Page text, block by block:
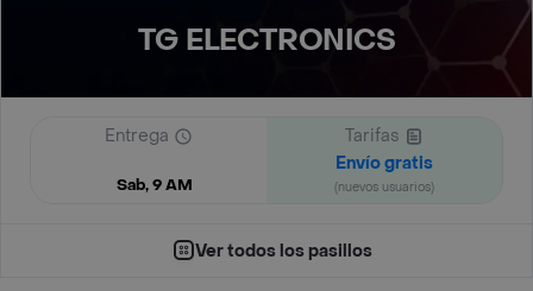
TG ELECTRONICS
Entrega
Sab, 9 AM
Tarifas
Envío gratis
(nuevos usuarios)
Ver todos los pasillos